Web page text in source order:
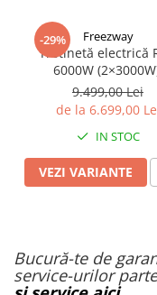
-29% Freezway
Trotinetă electrică
6000W
autonomie 100 km,
90 km/h, suspensie
frâne hidraulice
9.499,00 Lei
de la 6.699,00
IN STOC
VEZI VARIANTE
Bucură-te de
service-urilor